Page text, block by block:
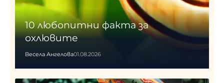
10 любопитни фактa за
охлювите
Весела Ангелова01.08.2026